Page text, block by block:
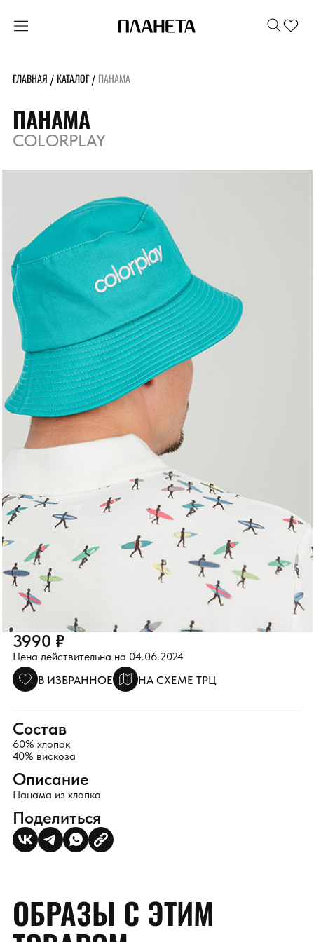
ГЛАВНАЯ / КАТАЛОГ/ ПАНАМА
ПАНАМА
COLORPLAY
3990 ₽
Цена действительна на 04.06.2024
Состав
60% хлопок
40% вискоза
Описание
Панама из хлопка
В ИЗБРАННОЕ НА СХЕМЕ ТРЦ
Поделиться
ОБРАЗЫ С ЭТИМ